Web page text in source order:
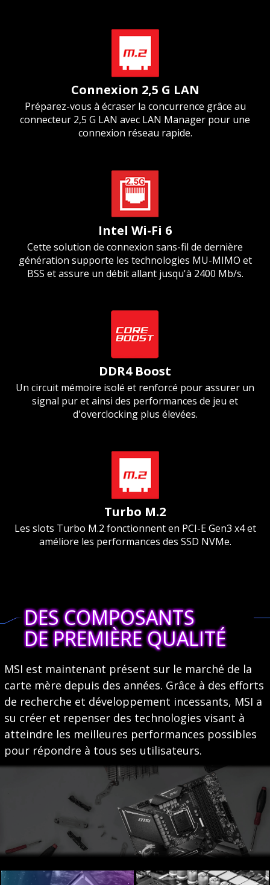
Connexion 2,5 G LAN
Préparez-vous à écraser la concurrence grâce au
connecteur 2,5 G LAN avec LAN Manager pour une
connexion réseau rapide.
Intel Wi-Fi 6
Cette solution de connexion sans-fil de dernière
génération supporte les technologies MU-MIMO et
BSS et assure un débit allant jusqu'à 2400 Mb/s.
DDR4 Boost
Un circuit mémoire isolé et renforcé pour assurer un
signal pur et ainsi des performances de jeu et
d'overclocking plus élevées.
Turbo M.2
Les slots Turbo M.2 fonctionnent en PCI-E Gen3 x4 et
améliore les performances des SSD NVMe.
DES COMPOSANTS
DE PREMIÈRE QUALITÉ
MSI est maintenant présent sur le marché de la
carte mère depuis des années. Grâce à des efforts
de recherche et développement incessants, MSI a
su créer et repenser des technologies visant à
atteindre les meilleures performances possibles
pour répondre à tous ses utilisateurs.